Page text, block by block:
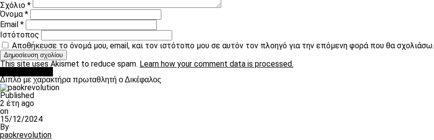
Σχόλιο *
Όνομα*
Email *
Ιστότοπος
Αποθήκευσε το όνομά μου, email, και τον ιστότοπο μου σε αυτόν τον πλοηγό για την επόμενη φορά που θα σχολιάσω.
This site uses Akismet to reduce spam. Learn how your comment data is processed.
Διπλό με χαρακτήρα πρωταθλητή ο Δικέφαλος
Published
2 έτη ago
on
15/12/2024
By
paokrevolution